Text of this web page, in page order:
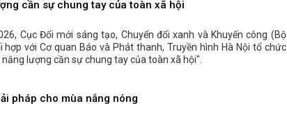
cần sự chung tay của toàn xã hội
Cục Đổi mới sáng tạo, Chuyển đổi xanh và Khuyến công (Bộ
hợp với Cơ quan Báo và Phát thanh, Truyền hình Hà Nội tổ chức
lượng cần sự chung tay của toàn xã hội".
pháp cho mùa nắng nóng